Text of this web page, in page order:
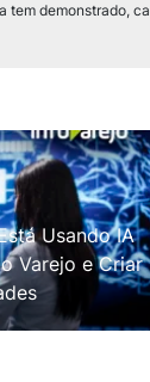
tem demonstrado,
Usando IA
Varejo e Criar